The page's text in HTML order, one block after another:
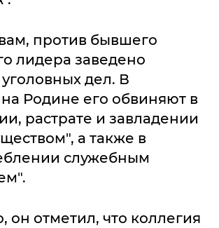
против бывшего
лидера заведено
дел. В
на Родине его обвиняют в
растрате и завладении
а также в
служебным
он отметил, что коллегия